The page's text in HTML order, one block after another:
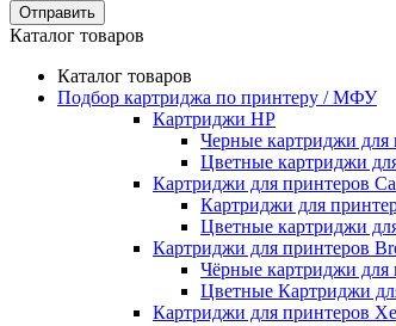
Отправить
Каталог товаров
Каталог товаров
Подбор картриджа по принтеру / МФУ
Картриджи HP
Черные картриджи для
Цветные картриджи
Картриджи для принтеров
Картриджи для
Цветные картриджи
Картриджи для принтеров
Чёрные картриджи для
Цветные Картриджи
Картриджи для принтеров